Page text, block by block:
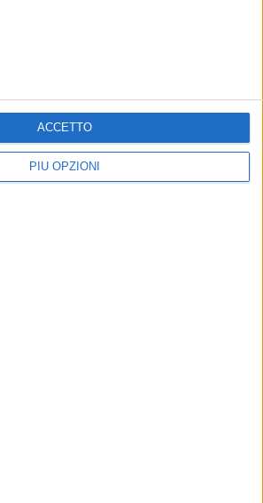
PIÙ OPZIONI
ACCETTO